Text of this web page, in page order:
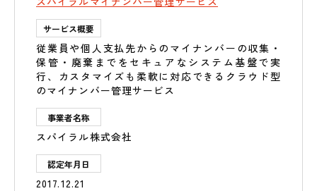
サービス概要
従業員や個人支払先からのマイナンバーの収集・
保管・廃棄までをセキュアなシステム基盤で実
行、カスタマイズも柔軟に対応できるクラウド型
のマイナンバー管理サービス
事業者名称
スパイラル株式会社
認定年月日
2017.12.21